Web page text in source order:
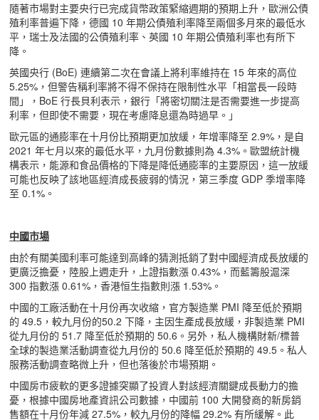
隨著市場對主要央行已完成貨幣政策緊縮週期的預期上升，歐洲公債
殖利率普遍下降，德國 10 年期公債殖利率降至兩個多月來的最低水
平，瑞士及法國的公債殖利率、英國 10 年期公債殖利率也有所下
降。
英國央行 (BoE) 連續第二次在會議上將利率維持在 15 年來的高位
5.25%，但警告稱利率將不得不保持在限制性水平「相當長一段時
間」，BoE 行長貝利表示，銀行「將密切關注是否需要進一步提高
利率，但即使不需要，現在考慮降息還為時過早。」
歐元區的通膨率在十月份比預期更加放緩，年增率降至 2.9%，是自
2021 年七月以來的最低水平，九月份數據則為 4.3%。歐盟統計機
構表示，能源和食品價格的下降是降低通膨率的主要原因，這一放緩
可能也反映了該地區經濟成長疲弱的情況，第三季度 GDP 季增率降
至 0.1%。
中國市場
由於有關美國利率可能達到高峰的猜測抵銷了對中國經濟成長放緩的
更廣泛擔憂，陸股上週走升，上證指數漲 0.43%，而藍籌股滬深
300 指數漲 0.61%，香港恒生指數則漲 1.53%。
中國的工廠活動在十月份再次收縮，官方製造業 PMI 降至低於預期
的 49.5，較九月份的50.2 下降，主因生產成長放緩，非製造業 PMI
從九月份的 51.7 降至低於預期的 50.6。另外，私人機構財新/標普
全球的製造業活動調查從九月份的 50.6 降至低於預期的 49.5。私人
服務活動調查略微上升，但也落後於市場預期。
中國房市疲軟的更多證據突顯了投資人對該經濟關鍵成長動力的擔
憂，根據中國房地產資訊公司數據，中國前 100 大開發商的新房銷
售額在十月份年減 27.5%，較九月份的降幅 29.2% 有所緩解。此